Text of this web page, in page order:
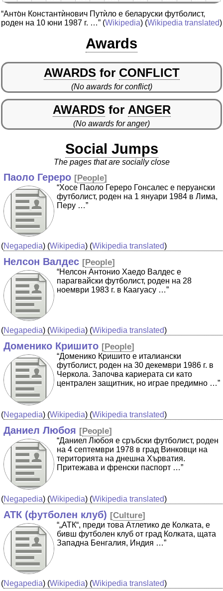
“Анто̀н Константѝнович Путѝло е беларуски футболист,
роден на 10 юни 1987 г. …” (Wikipedia) (Wikipedia translated)
Awards
AWARDS for CONFLICT
(No awards for conflict)
AWARDS for ANGER
(No awards for anger)
Social Jumps
The pages that are socially close
Паоло Гереро [People]
“Хосе Паоло Гереро Гонсалес е перуански
футболист, роден на 1 януари 1984 в Лима,
Перу …”
(Negapedia) (Wikipedia) (Wikipedia translated)
Нелсон Валдес [People]
“Нелсон Антонио Хаедо Валдес е
парагвайски футболист, роден на 28
ноември 1983 г. в Каагуасу …”
(Negapedia) (Wikipedia) (Wikipedia translated)
Доменико Кришито [People]
“Доменико Кришито е италиански
футболист, роден на 30 декември 1986 г. в
Черкола. Започва кариерата си като
централен защитник, но играе предимно …”
(Negapedia) (Wikipedia) (Wikipedia translated)
Даниел Любоя [People]
“Даниел Любоя е сръбски футболист, роден
на 4 септември 1978 в град Винковци на
територията на днешна Хърватия.
Притежава и френски паспорт …”
(Negapedia) (Wikipedia) (Wikipedia translated)
АТК (футболен клуб) [Culture]
“„АТК“, преди това Атлетико де Колката, е
бивш футболен клуб от град Колката, щата
Западна Бенгалия, Индия …”
(Negapedia) (Wikipedia) (Wikipedia translated)